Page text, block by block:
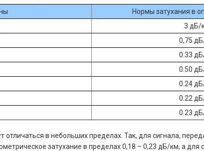
Нормы затухания в
3 дБ/
0,75
0.33
0.50
0.24
0.22
0.23
отличаться в небольших пределах. Так, для сигнала,
затухание в пределах 0,18 – 0,23 дБ/км, а для